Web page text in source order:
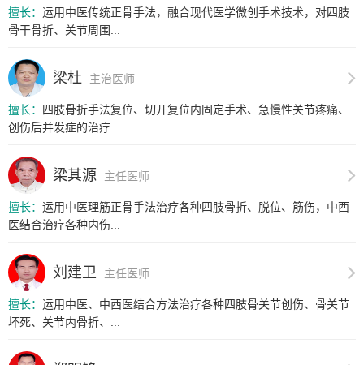
擅长： 运用中医传统正骨手法，融合现代医学微创手术技术，对四肢
骨干骨折、关节周围...
梁杜 主治医师
擅长：
四肢骨折手法复位、切开复位内固定手术、急慢性关节疼痛、
创伤后并发症的治疗...
梁其源 主任医师
擅长： 运用中医理筋正骨手法治疗各种四肢骨折、脱位、筋伤，中西
医结合治疗各种内伤...
刘建卫 主任医师
擅长： 运用中医、中西医结合方法治疗各种四肢骨关节创伤、骨关节
坏死、关节内骨折、...